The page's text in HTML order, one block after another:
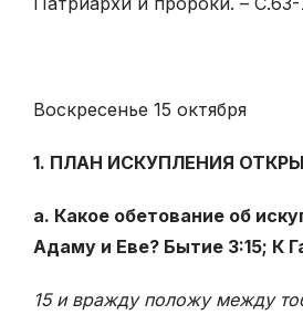
Воскресенье 15 октября
1. ПЛАН ИСКУПЛЕНИЯ
а. Какое обетование об
Адаму и Еве? Бытие 3:15; К
15 и вражду положу между